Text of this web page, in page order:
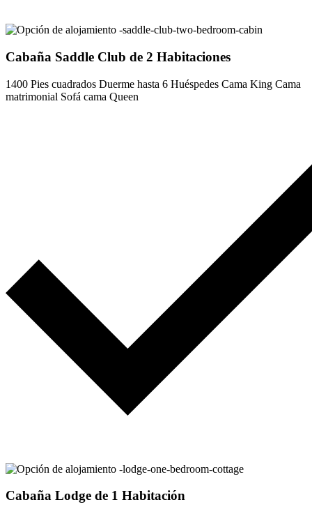
Cabaña Saddle Club de 2 Habitaciones
1400 Pies cuadrados Duerme hasta 6 Huéspedes Cama King Cama
matrimonial Sofá cama Queen
Cabaña Lodge de 1 Habitación